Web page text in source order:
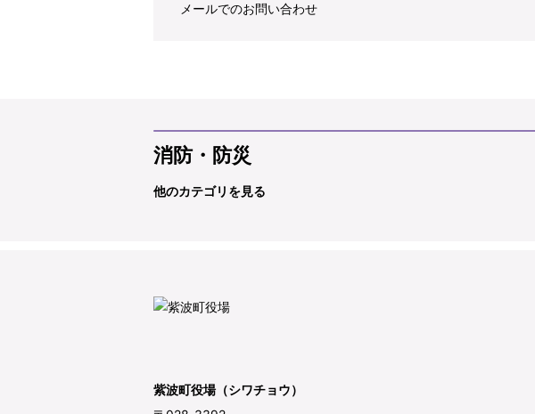
メールでのお問い合わせ
消防・防災
他のカテゴリを見る
紫波町役場（シワチョウ）